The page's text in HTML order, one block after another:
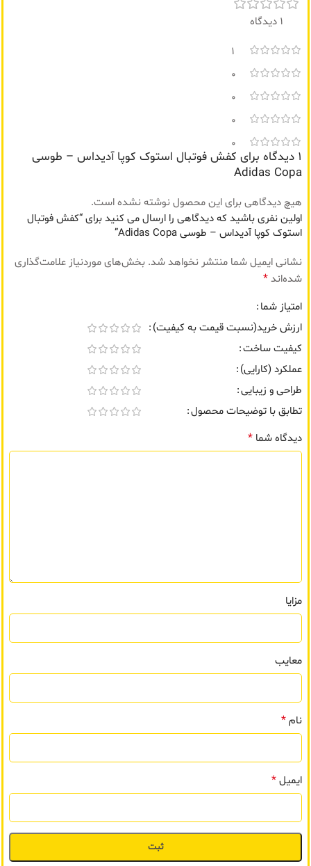
1 دیدگاه
1
0
0
0
0
1 دیدگاه برای
کفش فوتبال استوک کوپا آدیداس – طوسی
Adidas Copa
هیچ دیدگاهی برای این محصول نوشته نشده است.
اولین نفری باشید که دیدگاهی را ارسال می کنید برای “کفش فوتبال
استوک کوپا آدیداس – طوسی Adidas Copa”
نشانی ایمیل شما منتشر نخواهد شد. بخش‌های موردنیاز علامت‌گذاری
شده‌اند*
امتیاز شما
ارزش خرید(نسبت قیمت به کیفیت)
کیفیت ساخت
عملکرد (کارایی)
طراحی و زیبایی
تطابق با توضیحات محصول
دیدگاه شما *
مزایا
معایب
نام*
ایمیل*